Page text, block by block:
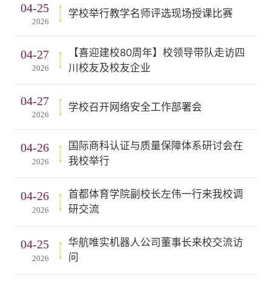
04-25
2026
学校举行教学名师评选现场授课比赛
04-27
2026
【喜迎建校80周年】校领导带队走访四
川校友及校友企业
04-27
2026
学校召开网络安全工作部署会
04-26
2026
国际商科认证与质量保障体系研讨会在
我校举行
04-26
2026
首都体育学院副校长左伟一行来我校调
研交流
04-25
2026
华航唯实机器人公司董事长来校交流访
问